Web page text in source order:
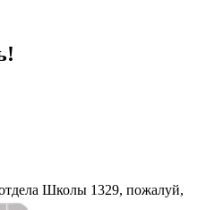
Школы 1329, пожалуй,